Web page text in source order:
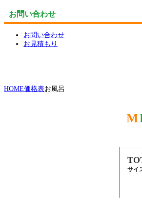
お問い合わせ
お問い合わせ
お見積もり
HOME価格表お風呂
サイ